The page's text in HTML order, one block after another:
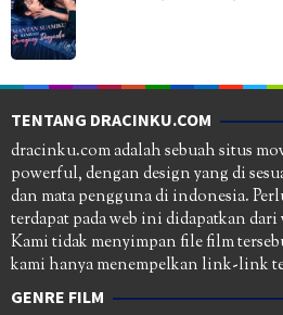
TENTANG DRACINKU.COM
dracinku.com adalah sebuah situs
powerful, dengan design yang di
dan mata pengguna di indonesia.
terdapat pada web ini didapatkan
Kami tidak menyimpan file film
kami hanya menempelkan link-link
GENRE FILM